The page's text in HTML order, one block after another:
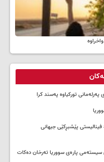
تورکیاوە پەسند کرا
«ئەوین عەباسی» وێنەگرێکی کورد لە ڕیزی ٤١ فینالیستی پێشبڕکێی جیهانی